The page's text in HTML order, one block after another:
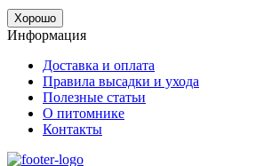
Хорошо
Информация
Доставка и оплата
Правила высадки и ухода
Полезные статьи
О питомнике
Контакты